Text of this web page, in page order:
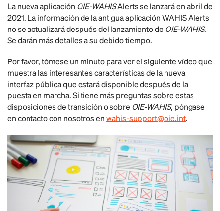
La nueva aplicación OIE-WAHISAlerts se lanzará en abril de
2021. La información de la antigua aplicación WAHIS Alerts
no se actualizará después del lanzamiento de OIE-WAHIS.
Se darán más detalles a su debido tiempo.
Por favor, tómese un minuto para ver el siguiente vídeo que
muestra las interesantes características de la nueva
interfaz pública que estará disponible después de la
puesta en marcha. Si tiene más preguntas sobre estas
disposiciones de transición o sobre OIE-WAHIS, póngase
en contacto con nosotros enwahis-support@oie.int.